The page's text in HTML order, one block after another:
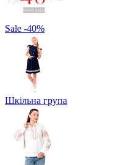
Sale -40%
Шкільна група